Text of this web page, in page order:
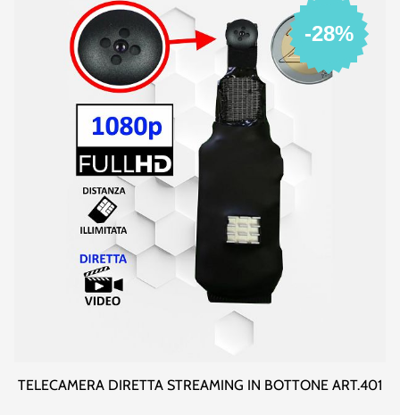
-28%
TELECAMERA DIRETTA STREAMING IN BOTTONE ART.401